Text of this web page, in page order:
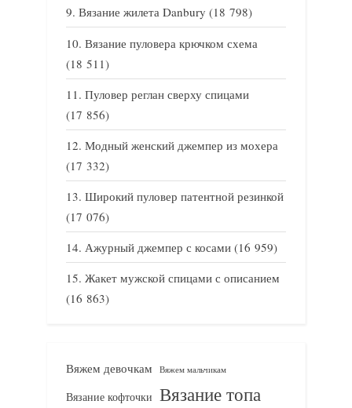
Вязание жилета Danbury (18 798)
Вязание пуловера крючком схема
(18 511)
Пуловер реглан сверху спицами
(17 856)
Модный женский джемпер из мохера
(17 332)
Широкий пуловер патентной резинкой
(17 076)
Ажурный джемпер с косами (16 959)
Жакет мужской спицами с описанием
(16 863)
Вяжем девочкам Вяжем мальчикам
Вязание кофточки Вязание топа